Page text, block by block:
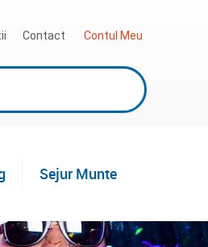
Contact Contul Meu
Sejur Munte